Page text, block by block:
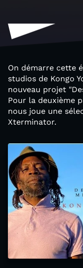
On démarre cette
studios de Kongo
nouveau projet
Pour la deuxième
nous joue une
Xterminator.